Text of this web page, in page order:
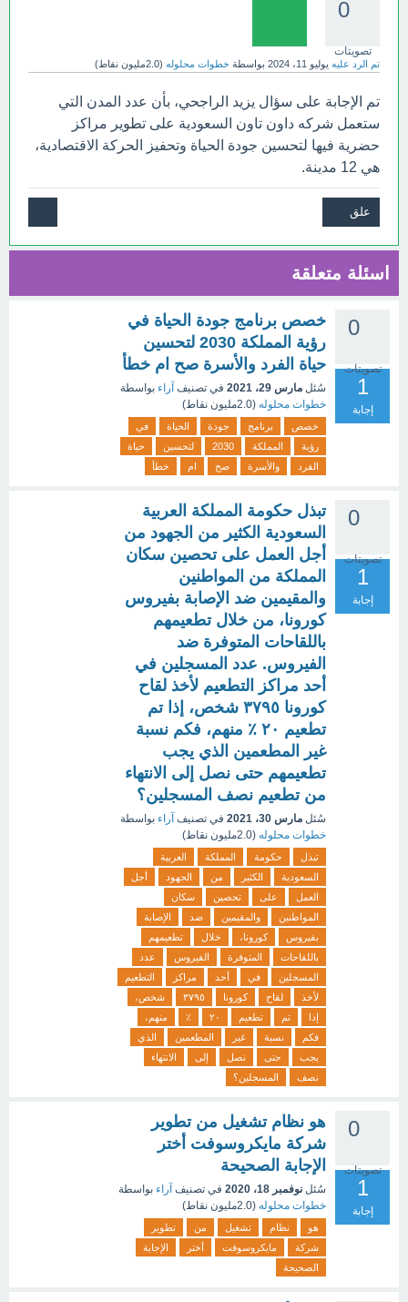
0
تصويتات
تم الرد عليه يوليو 11، 2024 بواسطة خطوات محلوله (2.0مليون نقاط)
تم الإجابة على سؤال يزيد الراجحي، بأن عدد المدن التي
ستعمل شركه داون تاون السعودية على تطوير مراكز
حضرية فيها لتحسين جودة الحياة وتحفيز الحركة الاقتصادية،
هي 12 مدينة.
اسئلة متعلقة
0
تصويتات
1
إجابة
خصص برنامج جودة الحياة في
رؤية المملكة 2030 لتحسين
حياة الفرد والأسرة صح ام خطأ
سُئل مارس 29، 2021 في تصنيف آراء بواسطة
خطوات محلوله (2.0مليون نقاط)
خصص برنامج جودة الحياة
في
رؤية
المملكة 2030 لتحسين
حياة
الفرد
والأسرة صح ام خطأ
0
تصويتات
1
إجابة
تبذل حكومة المملكة العربية
السعودية الكثير من الجهود من
أجل العمل على تحصين سكان
المملكة من المواطنين
والمقيمين ضد الإصابة بفيروس
كورونا، من خلال تطعيمهم
باللقاحات المتوفرة ضد
الفيروس. عدد المسجلين في
أحد مراكز التطعيم لأخذ لقاح
كورونا ٣٧٩٥ شخص، إذا تم
تطعيم ٢٠ ٪ منهم، فكم نسبة
غير المطعمين الذي يجب
تطعيمهم حتى نصل إلى الانتهاء
من تطعيم نصف المسجلين؟
سُئل مارس 30، 2021 في تصنيف آراء بواسطة
خطوات محلوله (2.0مليون نقاط)
تبذل حكومة المملكة
العربية
السعودية
الكثير من الجهود
أجل
العمل
على تحصين
سكان
المواطنين
والمقيمين ضد
الإصابة
بفيروس
كورونا، خلال
تطعيمهم
باللقاحات
المتوفرة الفيروس
عدد
المسجلين
في أحد مراكز
التطعيم
لأخذ
لقاح كورونا ٣٧٩٥
شخص،
إذا
تم تطعيم ٢٠ ٪
منهم،
فكم
نسبة غير المطعمين
الذي
يجب
حتى نصل إلى
الانتهاء
نصف
المسجلين؟
0
تصويتات
1
إجابة
هو نظام تشغيل من تطوير
شركة مايكروسوفت أختر
الإجابة الصحيحة
سُئل نوفمبر 18، 2020 في تصنيف آراء بواسطة
خطوات محلوله (2.0مليون نقاط)
هو نظام تشغيل من
تطوير
شركة
مايكروسوفت أختر
الإجابة
الصحيحة